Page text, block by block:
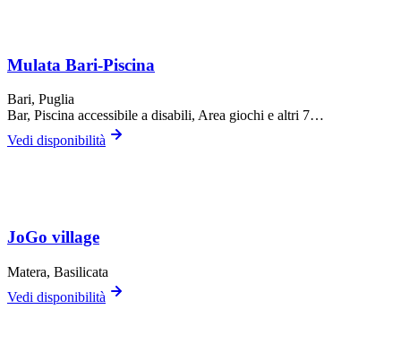
Mulata Bari-Piscina
Bari, Puglia
Bar, Piscina accessibile a disabili, Area giochi e altri 7…
Vedi disponibilità
JoGo village
Matera, Basilicata
Vedi disponibilità